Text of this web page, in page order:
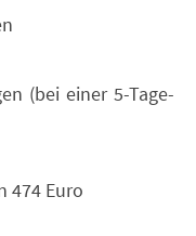
(bei einer 5-Tage-
474 Euro